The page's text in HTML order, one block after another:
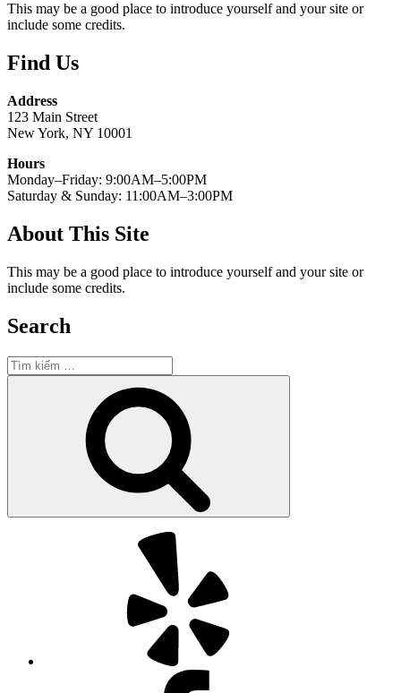
This may be a good place to introduce yourself and your site or
include some credits.
Find Us
Address
123 Main Street
New York, NY 10001
Hours
Monday–Friday: 9:00AM–5:00PM
Saturday & Sunday: 11:00AM–3:00PM
About This Site
This may be a good place to introduce yourself and your site or
include some credits.
Search
Tìm
kiếm: